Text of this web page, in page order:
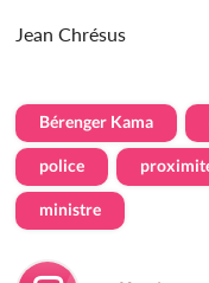
Jean Chrésus
Bérenger Kama
police
ministre